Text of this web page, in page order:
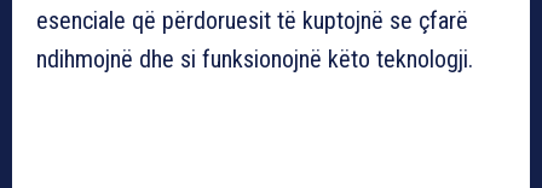
esenciale që përdoruesit të kuptojnë se çfarë
ndihmojnë dhe si funksionojnë këto teknologji.